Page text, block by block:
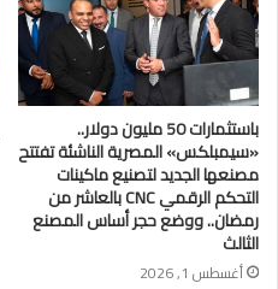
باستثمارات 50 مليون دولار..
«سيمبلكس» المصرية الناشئة تفتتح
مصنعها الجديد لتصنيع ماكينات
التحكم الرقمي CNC بالعاشر من
رمضان.. ووضع حجر أساس المصنع
الثالث
أغسطس 1, 2026